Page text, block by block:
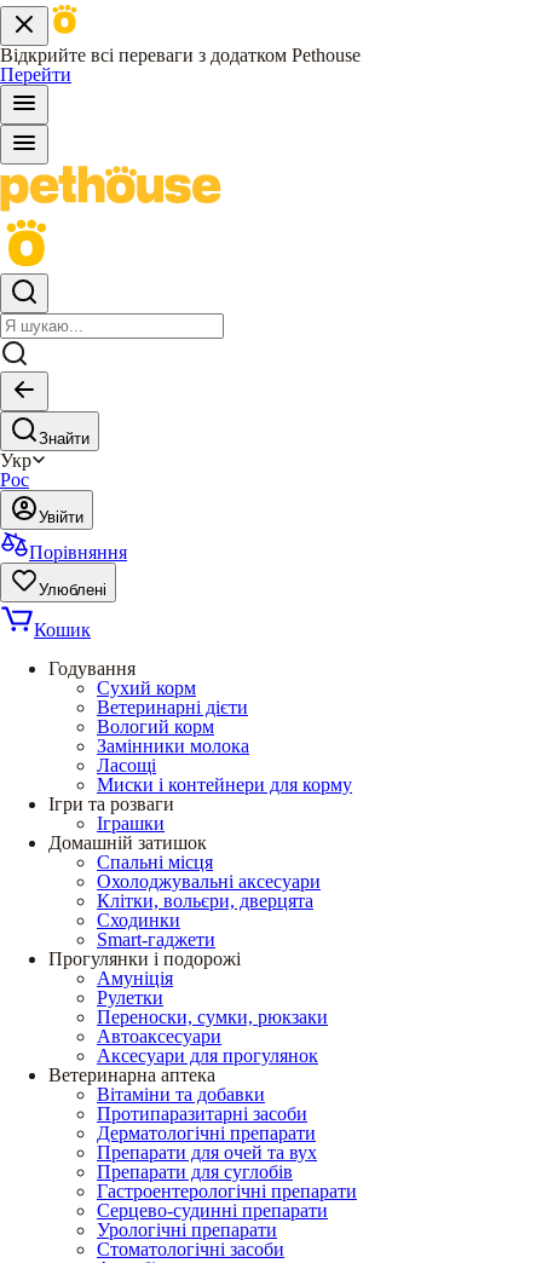
Відкрийте всі переваги з додатком Pethouse
Перейти
Знайти
Укр
Рос
Увійти
Порівняння
Улюблені
Кошик
Годування
Сухий корм
Ветеринарні дієти
Вологий корм
Замінники молока
Ласощі
Миски і контейнери для корму
Ігри та розваги
Іграшки
Домашній затишок
Спальні місця
Охолоджувальні аксесуари
Клітки, вольєри, дверцята
Сходинки
Smart-гаджети
Прогулянки і подорожі
Амуніція
Рулетки
Переноски, сумки, рюкзаки
Автоаксесуари
Аксесуари для прогулянок
Ветеринарна аптека
Вітаміни та добавки
Протипаразитарні засоби
Дерматологічні препарати
Препарати для очей та вух
Препарати для суглобів
Гастроентерологічні препарати
Серцево-судинні препарати
Урологічні препарати
Стоматологічні засоби